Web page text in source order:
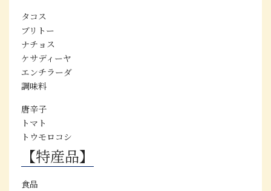
タコス
ブリトー
ナチョス
ケサディーヤ
エンチラーダ
調味料
唐辛子
トマト
トウモロコシ
【特産品】
食品